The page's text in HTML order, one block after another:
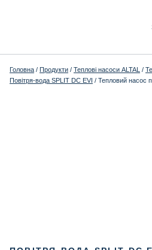
Головна / Продукти / Теплові насоси ALTAL /
Повітря-вода SPLIT DC EVI / Тепловий насос